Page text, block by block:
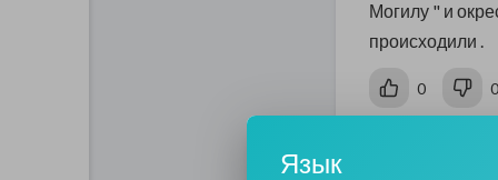
Могилу " и
происходили .
0 0
Язык